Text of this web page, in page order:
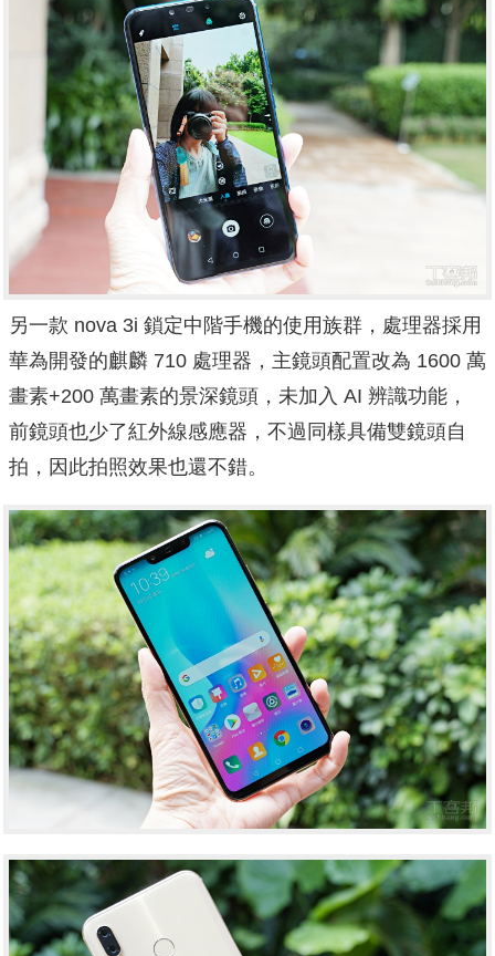
另一款 nova 3i 鎖定中階手機的使用族群，處理器採用
華為開發的麒麟 710 處理器，主鏡頭配置改為 1600 萬
畫素+200 萬畫素的景深鏡頭，未加入 AI 辨識功能，
前鏡頭也少了紅外線感應器，不過同樣具備雙鏡頭自
拍，因此拍照效果也還不錯。